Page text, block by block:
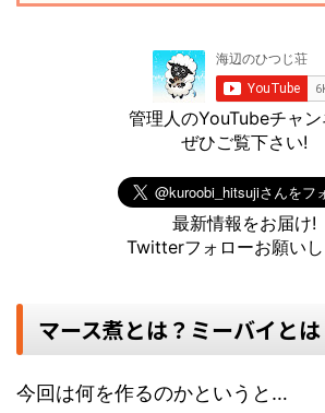
管理人のYouTubeチャン
ぜひご覧下さい!
最新情報をお届け!
Twitterフォローお願い
マース煮とは？ミーバイとは
今回は何を作るのかというと…